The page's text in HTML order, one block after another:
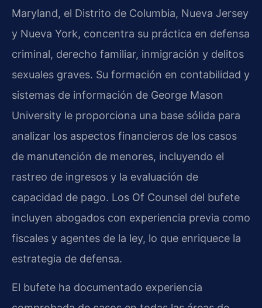
Maryland, el Distrito de Columbia, Nueva Jersey
y Nueva York, concentra su práctica en defensa
criminal, derecho familiar, inmigración y delitos
sexuales graves. Su formación en contabilidad y
sistemas de información de George Mason
University le proporciona una base sólida para
analizar los aspectos financieros de los casos
de manutención de menores, incluyendo el
rastreo de ingresos y la evaluación de
capacidad de pago. Los Of Counsel del bufete
incluyen abogados con experiencia previa como
fiscales y agentes de la ley, lo que enriquece la
estrategia de defensa.
El bufete ha documentado experiencia